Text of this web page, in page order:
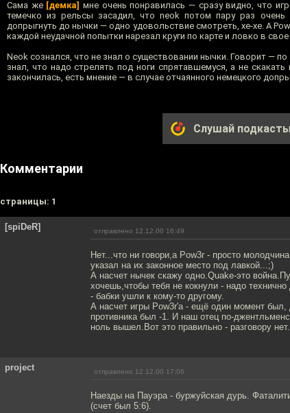
Сама же [демка] мне очень понравилась — сразу видно, что
темечко из рельсы засадил, что neok потом пару раз
допрыгнуть до нычки — одно удовольствие смотреть, хе-хе. А
каждой неудачной попытки нарезал круги по карте и ловко в
Neok сознался, что не знал о существовании нычки. Говорит —
знал, что надо стрелять под ноги спрятавшемуся, а не
закончилась, есть мнение — в случае отчаянного немецкого
Слушай
Комментарии
cтраницы: 1
[spiDeR] отправлено 12.12.00 16:49
Нет...что ни говори,а Pow3r - просто
указал на их законное место под лавкой...;)
А насчет нычек скажу одно.Quake-это
хочешь,чтобы тебя не кокнули - надо
- бабки ушли к кому-то другому.
А насчет игры Pow3r'а - ещё один момент
противника был -1. И наш отец по-
ноль вышел.Вот это правильно - разговору нет.
project отправлено 12.12.00 17:06
Наезды на Пауэра - буржуйская дурь.
(счет был 5:6).